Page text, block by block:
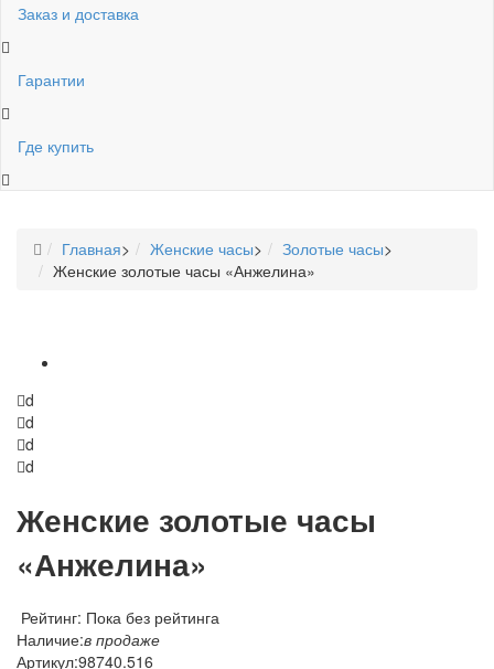
Заказ и доставка
Гарантии
Где купить
Главная> Женские часы> Золотые часы>
Женские золотые часы «Анжелина»
d
d
d
d
Женские золотые часы
«Анжелина»
Рейтинг: Пока без рейтинга
Наличие:в продаже
Артикул:98740.516